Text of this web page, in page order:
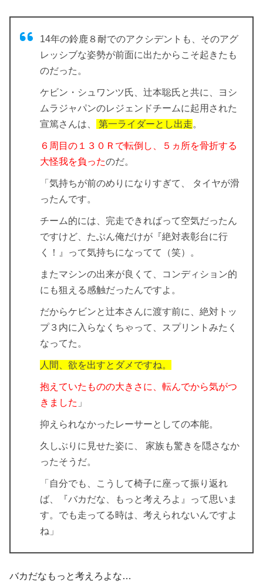
14年の鈴鹿８耐でのアクシデントも、そのアグ
レッシブな姿勢が前面に出たからこそ起きたも
のだった。
ケビン・シュワンツ氏、辻本聡氏と共に、ヨシ
ムラジャパンのレジェンドチームに起用された
宣篤さんは、
第一ライダーとし出走。
６周目の１３０Ｒで転倒し、５ヵ所を骨折する
大怪我を負ったのだ。
「気持ちが前のめりになりすぎて、
タイヤが滑
った んです。
チーム的には、完走できればって空気だったん
ですけど、たぶん俺だけが『絶対表彰台に行
く！』って気持ちになってて（笑）。
またマシンの出来が良くて、コンディション的
にも狙える感触だったんですよ。
だからケビンと辻本さんに渡す前に、絶対トッ
プ３内に入らなくちゃって、スプリントみたく
なってた。
人間、欲を出すとダメですね。
抱えていたものの大きさに、転んでから気がつ
きました 」
抑えられなかったレーサーとしての本能。
久しぶりに見せた姿に、 家族も驚きを隠さなか
ったそうだ。
「自分でも、こうして椅子に座って振り返れ
ば、『バカだな、もっと考えろよ』って思いま
す。でも走ってる時は、考えられないんですよ
ね」
バカだなもっと考えろよな…